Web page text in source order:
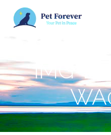
IMG-